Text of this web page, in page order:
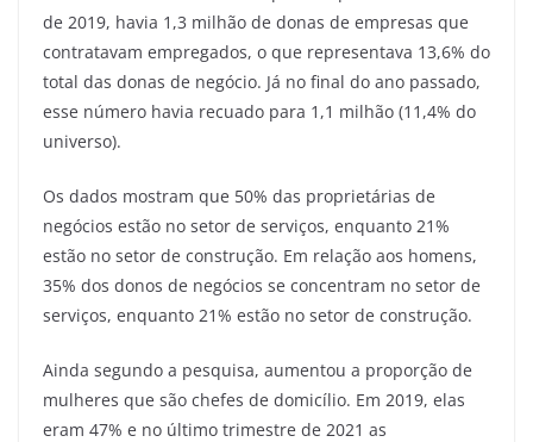
de 2019, havia 1,3 milhão de donas de empresas que
contratavam empregados, o que representava 13,6% do
total das donas de negócio. Já no final do ano passado,
esse número havia recuado para 1,1 milhão (11,4% do
universo).
Os dados mostram que 50% das proprietárias de
negócios estão no setor de serviços, enquanto 21%
estão no setor de construção. Em relação aos homens,
35% dos donos de negócios se concentram no setor de
serviços, enquanto 21% estão no setor de construção.
Ainda segundo a pesquisa, aumentou a proporção de
mulheres que são chefes de domicílio. Em 2019, elas
eram 47% e no último trimestre de 2021 as